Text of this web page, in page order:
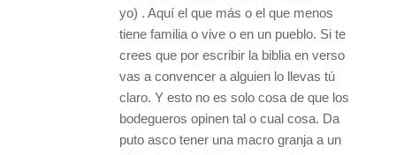
yo) . Aquí el que más o el que menos
tiene familia o vive o en un pueblo. Si te
crees que por escribir la biblia en verso
vas a convencer a alguien lo llevas tú
claro. Y esto no es solo cosa de que los
bodegueros opinen tal o cual cosa. Da
puto asco tener una macro granja a un